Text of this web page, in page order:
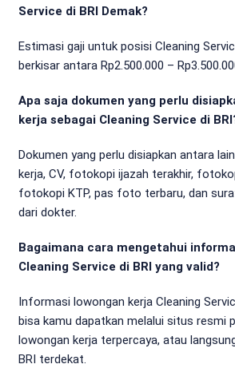
Service di BRI Demak?
Estimasi gaji untuk posisi Cleaning
berkisar antara Rp2.500.000 –
Apa saja dokumen yang perlu
kerja sebagai Cleaning Service di
Dokumen yang perlu disiapkan antara
kerja, CV, fotokopi ijazah terakhir,
fotokopi KTP, pas foto terbaru, dan
dari dokter.
Bagaimana cara mengetahui
Cleaning Service di BRI yang valid?
Informasi lowongan kerja Cleaning
bisa kamu dapatkan melalui situs resmi
lowongan kerja terpercaya, atau
BRI terdekat.